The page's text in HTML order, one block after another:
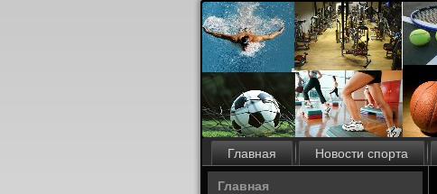
Главная Новости спорта
Главная